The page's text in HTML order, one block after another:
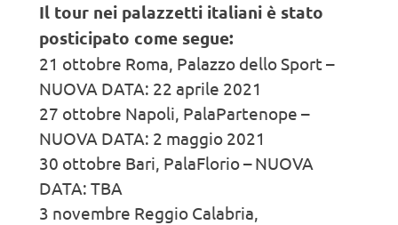
Il tour nei palazzetti italiani è stato
posticipato come segue:
21 ottobre Roma, Palazzo dello Sport –
NUOVA DATA: 22 aprile 2021
27 ottobre Napoli, PalaPartenope –
NUOVA DATA: 2 maggio 2021
30 ottobre Bari, PalaFlorio – NUOVA
DATA: TBA
3 novembre Reggio Calabria,